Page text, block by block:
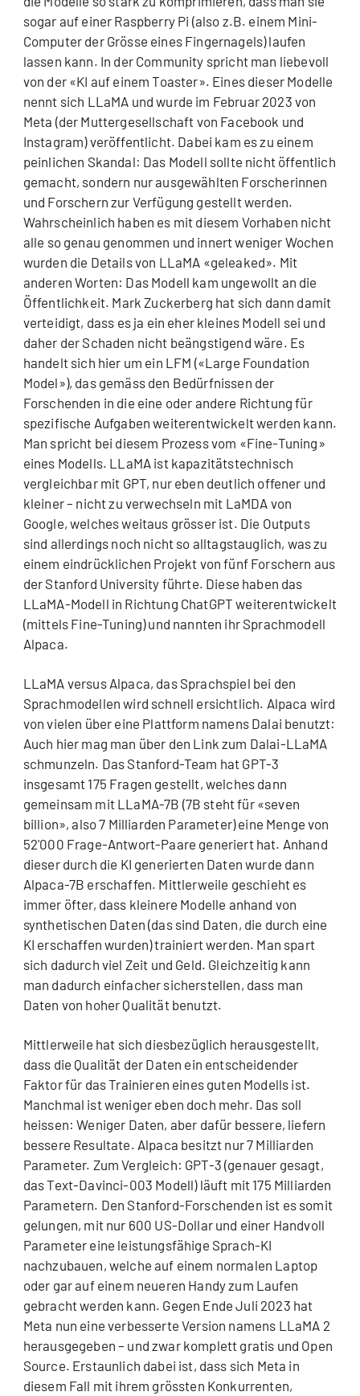
sogar auf einer Raspberry Pi (also z.B. einem Mini-
Computer der Grösse eines Fingernagels) laufen
lassen kann. In der Community spricht man liebevoll
von der «KI auf einem Toaster». Eines dieser Modelle
nennt sich LLaMA und wurde im Februar 2023 von
Meta (der Muttergesellschaft von Facebook und
Instagram) veröffentlicht. Dabei kam es zu einem
peinlichen Skandal: Das Modell sollte nicht öffentlich
gemacht, sondern nur ausgewählten Forscherinnen
und Forschern zur Verfügung gestellt werden.
Wahrscheinlich haben es mit diesem Vorhaben nicht
alle so genau genommen und innert weniger Wochen
wurden die Details von LLaMA «geleaked». Mit
anderen Worten: Das Modell kam ungewollt an die
Öffentlichkeit. Mark Zuckerberg hat sich dann damit
verteidigt, dass es ja ein eher kleines Modell sei und
daher der Schaden nicht beängstigend wäre. Es
handelt sich hier um ein LFM («Large Foundation
Model»), das gemäss den Bedürfnissen der
Forschenden in die eine oder andere Richtung für
spezifische Aufgaben weiterentwickelt werden kann.
Man spricht bei diesem Prozess vom «Fine-Tuning»
eines Modells. LLaMA ist kapazitätstechnisch
vergleichbar mit GPT, nur eben deutlich offener und
kleiner – nicht zu verwechseln mit LaMDA von
Google, welches weitaus grösser ist. Die Outputs
sind allerdings noch nicht so alltagstauglich, was zu
einem eindrücklichen Projekt von fünf Forschern aus
der Stanford University führte. Diese haben das
LLaMA-Modell in Richtung ChatGPT weiterentwickelt
(mittels Fine-Tuning) und nannten ihr Sprachmodell
Alpaca.
LLaMA versus Alpaca, das Sprachspiel bei den
Sprachmodellen wird schnell ersichtlich. Alpaca wird
von vielen über eine Plattform namens Dalai benutzt:
Auch hier mag man über den Link zum Dalai-LLaMA
schmunzeln. Das Stanford-Team hat GPT-3
insgesamt 175 Fragen gestellt, welches dann
gemeinsam mit LLaMA-7B (7B steht für «seven
billion», also 7 Milliarden Parameter) eine Menge von
52'000 Frage-Antwort-Paare generiert hat. Anhand
dieser durch die KI generierten Daten wurde dann
Alpaca-7B erschaffen. Mittlerweile geschieht es
immer öfter, dass kleinere Modelle anhand von
synthetischen Daten (das sind Daten, die durch eine
KI erschaffen wurden) trainiert werden. Man spart
sich dadurch viel Zeit und Geld. Gleichzeitig kann
man dadurch einfacher sicherstellen, dass man
Daten von hoher Qualität benutzt.
Mittlerweile hat sich diesbezüglich herausgestellt,
dass die Qualität der Daten ein entscheidender
Faktor für das Trainieren eines guten Modells ist.
Manchmal ist weniger eben doch mehr. Das soll
heissen: Weniger Daten, aber dafür bessere, liefern
bessere Resultate. Alpaca besitzt nur 7 Milliarden
Parameter. Zum Vergleich: GPT-3 (genauer gesagt,
das Text-Davinci-003 Modell) läuft mit 175 Milliarden
Parametern. Den Stanford-Forschenden ist es somit
gelungen, mit nur 600 US-Dollar und einer Handvoll
Parameter eine leistungsfähige Sprach-KI
nachzubauen, welche auf einem normalen Laptop
oder gar auf einem neueren Handy zum Laufen
gebracht werden kann. Gegen Ende Juli 2023 hat
Meta nun eine verbesserte Version namens LLaMA 2
herausgegeben – und zwar komplett gratis und Open
Source. Erstaunlich dabei ist, dass sich Meta in
diesem Fall mit ihrem grössten Konkurrenten,